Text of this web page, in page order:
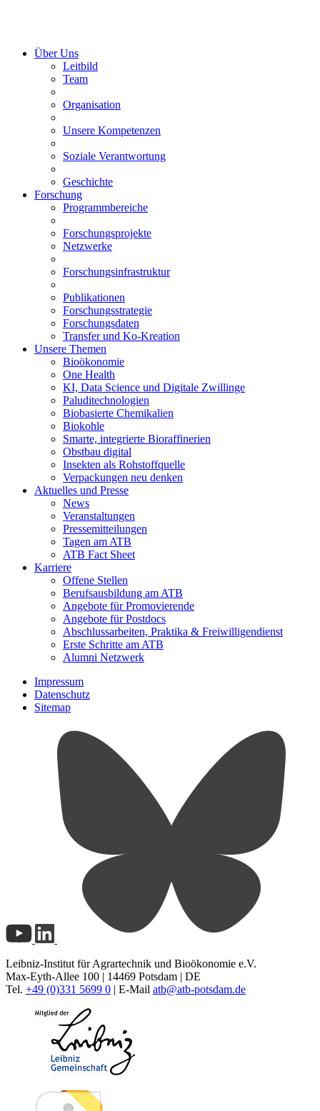
Über Uns
Leitbild
Team
Organisation
Unsere Kompetenzen
Soziale Verantwortung
Geschichte
Forschung
Programmbereiche
Forschungsprojekte
Netzwerke
Forschungsinfrastruktur
Publikationen
Forschungsstrategie
Forschungsdaten
Transfer und Ko-Kreation
Unsere Themen
Bioökonomie
One Health
KI, Data Science und Digitale Zwillinge
Paluditechnologien
Biobasierte Chemikalien
Biokohle
Smarte, integrierte Bioraffinerien
Obstbau digital
Insekten als Rohstoffquelle
Verpackungen neu denken
Aktuelles und Presse
News
Veranstaltungen
Pressemitteilungen
Tagen am ATB
ATB Fact Sheet
Karriere
Offene Stellen
Berufsausbildung am ATB
Angebote für Promovierende
Angebote für Postdocs
Abschlussarbeiten, Praktika & Freiwilligendienst
Erste Schritte am ATB
Alumni Netzwerk
Impressum
Datenschutz
Sitemap
Leibniz-Institut für Agrartechnik und Bioökonomie e.V.
Max-Eyth-Allee 100 | 14469 Potsdam | DE
Tel. +49 (0)331 5699 0 | E-Mail atb@atb-potsdam.de